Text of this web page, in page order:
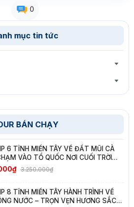
mục tin tức
BÁN CHẠY
6 TỈNH MIỀN TÂY VỀ ĐẤT MŨI CÀ
VÀO TỔ QUỐC NƠI CUỐI TRỜI
3.250.000₫
8 TỈNH MIỀN TÂY HÀNH TRÌNH VỀ
NƯỚC – TRỌN VẸN HƯƠNG SẮC
0